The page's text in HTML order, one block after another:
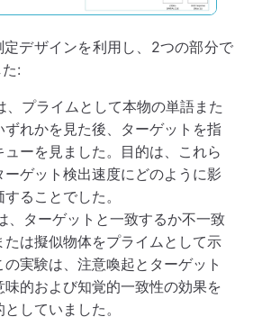
デザインを利用し、2つの部分で
:
、プライムとして本物の単語また
ずれかを見た後、ターゲットを指
ューを見ました。目的は、これら
ーゲット検出速度にどのように影
ることでした。
、ターゲットと一致するか不一致
たは擬似物体をプライムとして示
の実験は、注意喚起とターゲット
味的および知覚的一致性の効果を
していました。